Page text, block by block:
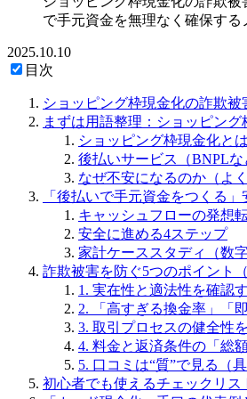
で手元資金を無理なく確保する
2025.10.10
目次
ショッピング枠現金化の詐欺
まずは用語整理：ショッピン
ショッピング枠現金化とは
後払いサービス（BNPLな
なぜ不安になるのか（よ
「後払いで手元資金をつくる
キャッシュフローの発想
安全に進める4ステップ
家計ケーススタディ（数
詐欺被害を防ぐ5つのポイント（
1. 実在性と適法性を確認
2. 「高すぎる換金率」「
3. 取引プロセスの健全性
4. 料金と返済条件の「総
5. 口コミは“質”で見る（
初心者でも使えるチェックリス